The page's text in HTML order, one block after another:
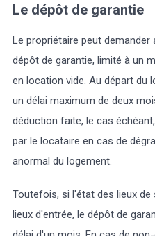
Le dépôt de garantie
Le propriétaire peut demander
dépôt de garantie, limité à un
en location vide. Au départ du
un délai maximum de deux
déduction faite, le cas
par le locataire en cas de
anormal du logement.
Toutefois, si l'état des lieux
lieux d'entrée, le dépôt de